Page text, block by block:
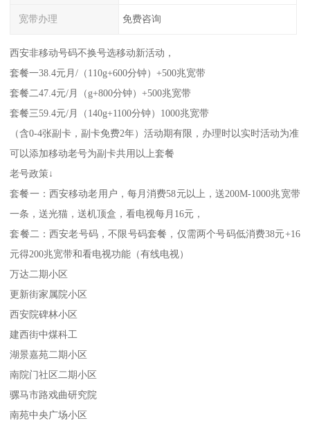
宽带办理 免费咨询
西安非移动号码不换号选移动新活动，
套餐一38.4元月/（110g+600分钟）+500兆宽带
套餐二47.4元/月（g+800分钟）+500兆宽带
套餐三59.4元/月（140g+1100分钟）1000兆宽带
（含0-4张副卡，副卡免费2年）活动期有限，办理时以实时活动为准
可以添加移动老号为副卡共用以上套餐
老号政策↓
套餐一：西安移动老用户，每月消费58元以上，送200M-1000兆宽带
一条，送光猫，送机顶盒，看电视每月16元，
套餐二：西安老号码，不限号码套餐，仅需两个号码低消费38元+16
元得200兆宽带和看电视功能（有线电视）
万达二期小区
更新街家属院小区
西安院碑林小区
建西街中煤科工
湖景嘉苑二期小区
南院门社区二期小区
骡马市路戏曲研究院
南苑中央广场小区